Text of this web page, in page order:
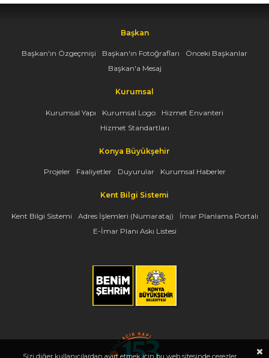
Başkan
Başkan'ın Özgeçmişi Başkan'ın Fotoğrafları
Önceki Başkanlar
Başkan'a Mesaj
Kurumsal
Kurumsal Yapı Kurumsal Logo
Hizmet Envanteri
Hizmet Standartları
Konya Büyükşehir
Projeler Faaliyetler Duyurular Kurumsal Haberler
Kent Bilgi Sistemi
Kent Bilgi Sistemi Adres İşlemleri (Numarataj)
İmar Planlama Portalı
E-İmar Planı Askı Listesi
Sizi diğer kullanıcılardan ayırt etmek için bu web sitesinde çerezler